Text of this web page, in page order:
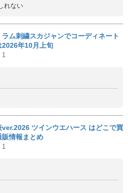
れない
ラム刺繍スカジャンでコーディネート
年10月上旬
1
ツインウエハース はどこで買
販情報まとめ
1